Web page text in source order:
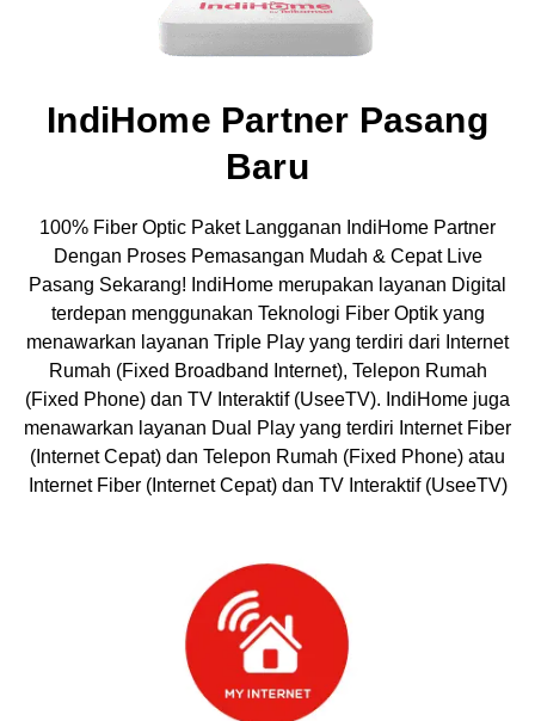
IndiHome Partner Pasang
Baru
100% Fiber Optic Paket Langganan IndiHome Partner
Dengan Proses Pemasangan Mudah & Cepat Live
Pasang Sekarang! IndiHome merupakan layanan Digital
terdepan menggunakan Teknologi Fiber Optik yang
menawarkan layanan Triple Play yang terdiri dari Internet
Rumah (Fixed Broadband Internet), Telepon Rumah
(Fixed Phone) dan TV Interaktif (UseeTV). IndiHome juga
menawarkan layanan Dual Play yang terdiri Internet Fiber
(Internet Cepat) dan Telepon Rumah (Fixed Phone) atau
Internet Fiber (Internet Cepat) dan TV Interaktif (UseeTV)